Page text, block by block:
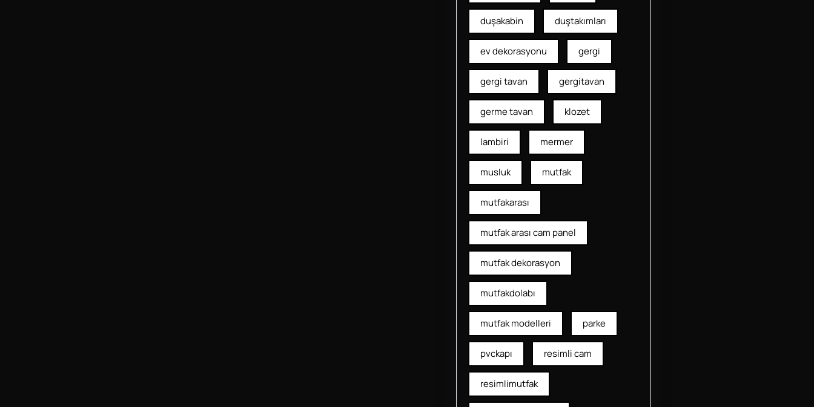
duşakabin duştakımları
ev dekorasyonu gergi
gergi tavan gergitavan
germe tavan klozet
lambiri mermer
musluk mutfak
mutfakarası
mutfak arası cam panel
mutfak dekorasyon
mutfakdolabı
mutfak modelleri parke
pvckapı resimli cam
resimlimutfak